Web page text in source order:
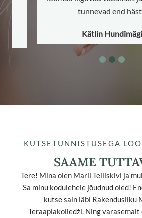
KUTSETUNNISTUSEGA
SAAME
Tere! Mina olen Marii Telliskivi ja
Sa minu kodulehele jõudnud oled!
kutse sain läbi Rakendusliku
Teraapiakolledži. Ning varasemalt